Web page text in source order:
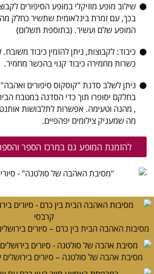
שילוב מופע מוזיקלי במופע הסיפורים
בכך, עם זמרת בינלאומית שתשיר כחלק
המופע שלם ועשיר. (בתוספת תשלום)
כיבוד: לקבוצות, ניתן להזמין כיבוד
כשרות מחמירה כיבוד קנוי בהכשר מחמיר.
ניתן לשלב סדנת "קוסקוס סיפורים ואהבה"
בחלקם יסופרו תוך כדי הסדנה במטבח
, מהנה וטעימה. אפשרות לתלבושות
מה שמעניק צילומים יפהפיים.
להזמנת המופע גם במרכז הספר
מסיבות האהבה הבית בין כרם – סיורים
מסיבת אהבה של סולטנה – סיורים